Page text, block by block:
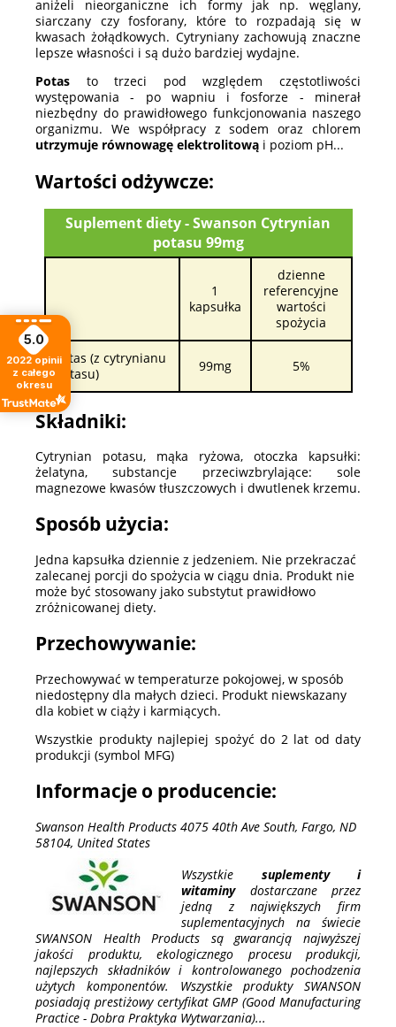
aniżeli nieorganiczne ich formy jak np. węglany,
siarczany czy fosforany, które to rozpadają się w
kwasach żołądkowych. Cytryniany zachowują znaczne
lepsze własności i są dużo bardziej wydajne.
Potas to trzeci pod względem częstotliwości
występowania - po wapniu i fosforze - minerał
niezbędny do prawidłowego funkcjonowania naszego
organizmu. We współpracy z sodem oraz chlorem
utrzymuje równowagę elektrolitową i poziom pH...
Wartości odżywcze:
Suplement diety - Swanson Cytrynian
potasu 99mg
1
kapsułka
dzienne
referencyjne
wartości
spożycia
Potas (z cytrynianu
potasu)
99mg 5%
Składniki:
Cytrynian potasu, mąka ryżowa, otoczka kapsułki:
żelatyna, substancje przeciwzbrylające: sole
magnezowe kwasów tłuszczowych i dwutlenek krzemu.
Sposób użycia:
Jedna kapsułka dziennie z jedzeniem. Nie przekraczać
zalecanej porcji do spożycia w ciągu dnia. Produkt nie
może być stosowany jako substytut prawidłowo
zróżnicowanej diety.
Przechowywanie:
Przechowywać w temperaturze pokojowej, w sposób
niedostępny dla małych dzieci. Produkt niewskazany
dla kobiet w ciąży i karmiących.
Wszystkie produkty najlepiej spożyć do 2 lat od daty
produkcji (symbol MFG)
Informacje o producencie:
Swanson Health Products 4075 40th Ave South, Fargo, ND
58104, United States
Wszystkie suplementy i
witaminydostarczane przez
jedną z największych firm
suplementacyjnych na świecie
SWANSON Health Products są gwarancją najwyższej
jakości produktu, ekologicznego procesu produkcji,
najlepszych składników i kontrolowanego pochodzenia
użytych komponentów. Wszystkie produkty SWANSON
posiadają prestiżowy certyfikat GMP (Good Manufacturing
Practice - Dobra Praktyka Wytwarzania)...
5.0
2022 opinii
z całego
okresu